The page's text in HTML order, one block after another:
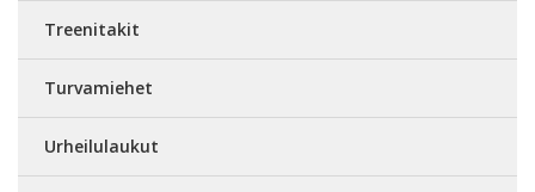
Treenitakit
Turvamiehet
Urheilulaukut